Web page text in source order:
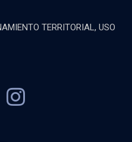
TERRITORIAL, USO